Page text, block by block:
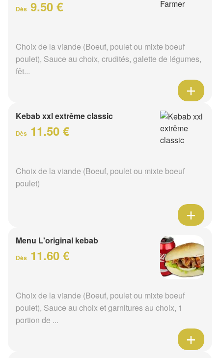
Dès 9.50 €
Choix de la viande (Boeuf, poulet ou mixte boeuf
poulet), Sauce au choix, crudités, galette de légumes,
fêt...
Kebab xxl extrême classic
Dès 11.50 €
Choix de la viande (Boeuf, poulet ou mixte boeuf
poulet)
Menu L'original kebab
Dès 11.60 €
Choix de la viande (Boeuf, poulet ou mixte boeuf
poulet), Sauce au choix et garnitures au choix, 1
portion de ...